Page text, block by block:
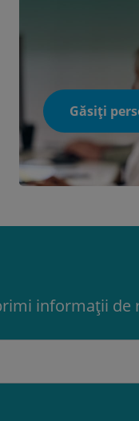
Găsiți
informații de